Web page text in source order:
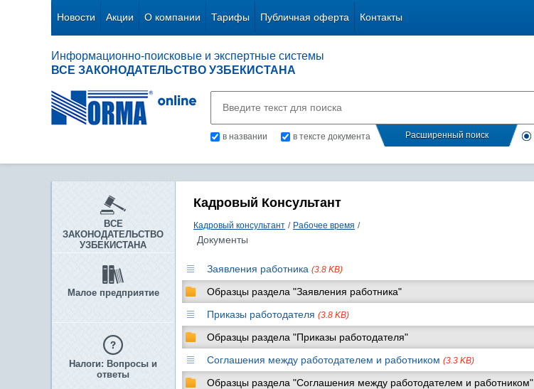
Новости Акции О компании Тарифы Публичная оферта Контакты
Информационно-поисковые и экспертные системы
ВСЕ ЗАКОНОДАТЕЛЬСТВО УЗБЕКИСТАНА
в названии в тексте документа Расширенный поиск
ВСЕ
ЗАКОНОДАТЕЛЬСТВО
УЗБЕКИСТАНА
Малое предприятие
Налоги: Вопросы и
ответы
Кадровый Консультант
Кадровый консультант / Рабочее время /
Документы
Заявления работника (3.8 KB)
Образцы раздела "Заявления работника"
Приказы работодателя (3.8 KB)
Образцы раздела "Приказы работодателя"
Соглашения между работодателем и работником (3.3 KB)
Образцы раздела "Соглашения между работодателем и работником"